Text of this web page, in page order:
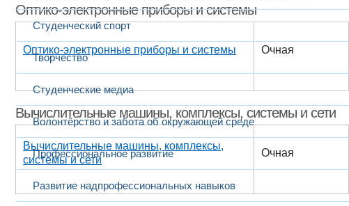
Студенческий спорт
Творчество
Студенческие медиа
Волонтёрство и забота об окружающей среде
Профессиональное развитие
Развитие надпрофессиональных навыков
Оптико-электронные приборы и системы
Оптико-электронные приборы и системы Очная
Вычислительные машины, комплексы, системы и сети
Вычислительные машины, комплексы,
системы и сети
Очная